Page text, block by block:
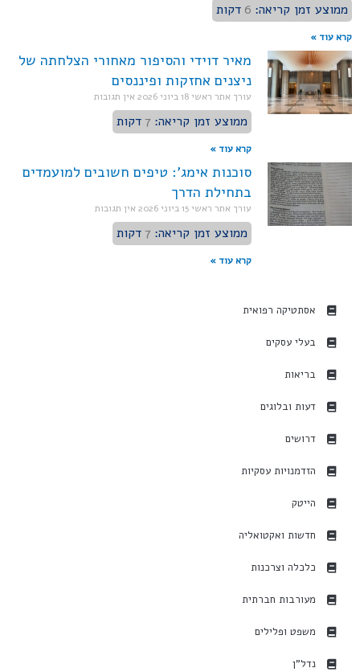
ממוצע זמן קריאה: 6 דקות
קרא עוד »
מאיר דוידי והסיפור מאחורי הצלחתה של
ניצנים אחזקות ופיננסים
עורך אתר ראשי18 ביוני 2026 אין תגובות
ממוצע זמן קריאה: 7 דקות
קרא עוד »
סוכנות אימג': טיפים חשובים למועמדים
בתחילת הדרך
עורך אתר ראשי15 ביוני 2026 אין תגובות
ממוצע זמן קריאה: 7 דקות
קרא עוד »
אסתטיקה רפואית
בעלי עסקים
בריאות
דעות ובלוגים
דרושים
הזדמנויות עסקיות
הייטק
חדשות ואקטואליה
כלכלה וצרכנות
מעורבות חברתית
משפט ופלילים
נדל"ן